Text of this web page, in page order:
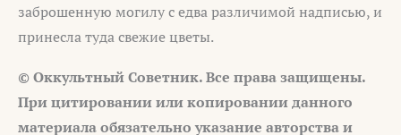
заброшенную могилу с едва различимой надписью, и
принесла туда свежие цветы.
© Оккультный Советник. Все права защищены.
При цитировании или копировании данного
материала обязательно указание авторства и